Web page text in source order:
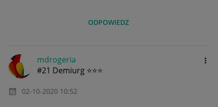
ODPOWIEDZ
mdrogeria
#21 Demiurg ⭐⭐⭐
‎02-10-2020 10:52